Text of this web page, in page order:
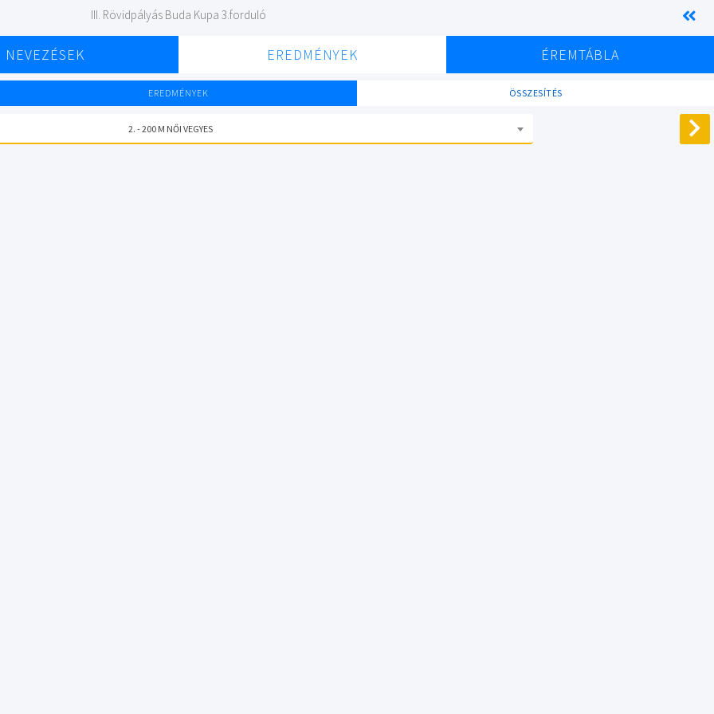
III. Rövidpályás Buda Kupa 3.forduló
NEVEZÉSEK EREDMÉNYEK ÉREMTÁBLA
EREDMÉNYEK ÖSSZESÍTÉS
2. - 200 M NŐI VEGYES